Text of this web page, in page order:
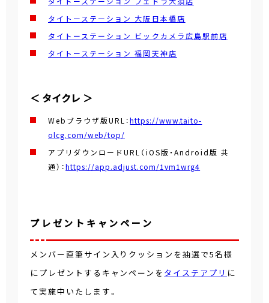
タイトーステーション 大阪日本橋店
タイトーステーション ビックカメラ広島駅前店
タイトーステーション 福岡天神店
＜ タイクレ ＞
Webブラウザ版URL：https://www.taito-
olcg.com/web/top/
アプリダウンロードURL（iOS版・Android版 共
通）：https://app.adjust.com/1vm1wrg4
プレゼントキャンペーン
メンバー直筆サイン入りクッションを抽選で5名様
にプレゼントするキャンペーンを タイステアプリ に
て実施中いたします。